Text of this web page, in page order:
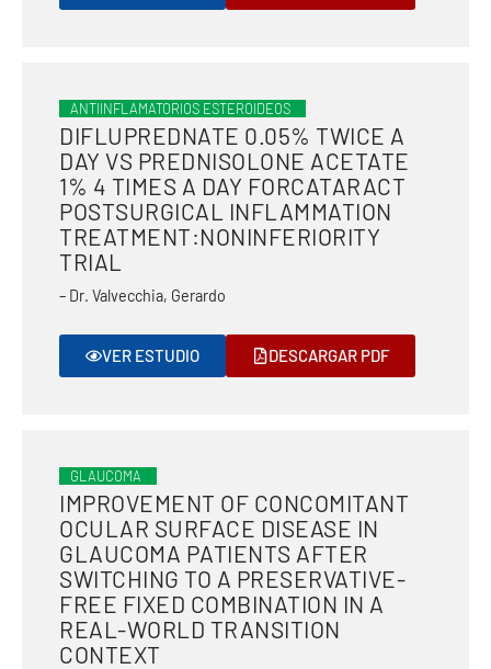
ANTIINFLAMATORIOS ESTEROIDEOS
DIFLUPREDNATE 0.05% TWICE A
DAY VS PREDNISOLONE ACETATE
1% 4 TIMES A DAY FORCATARACT
POSTSURGICAL INFLAMMATION
TREATMENT:NONINFERIORITY
TRIAL
– Dr. Valvecchia, Gerardo
VER ESTUDIO DESCARGAR PDF
GLAUCOMA
IMPROVEMENT OF CONCOMITANT
OCULAR SURFACE DISEASE IN
GLAUCOMA PATIENTS AFTER
SWITCHING TO A PRESERVATIVE-
FREE FIXED COMBINATION IN A
REAL-WORLD TRANSITION
CONTEXT